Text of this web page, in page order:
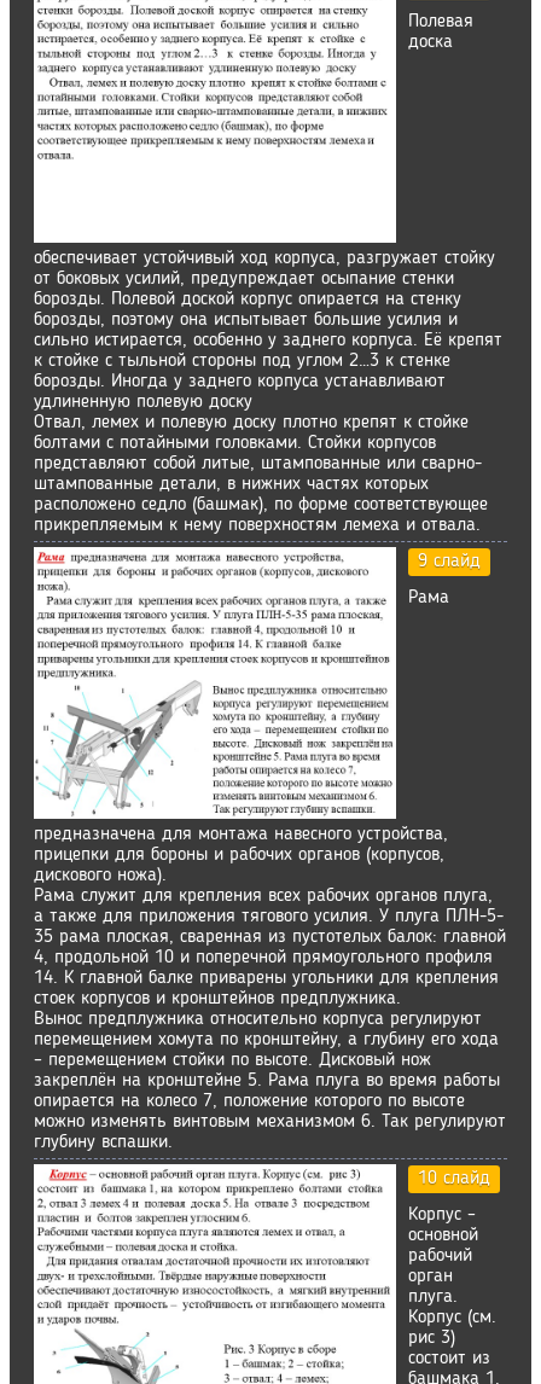
Полевая
доска
обеспечивает устойчивый ход корпуса, разгружает стойку
от боковых усилий, предупреждает осыпание стенки
борозды. Полевой доской корпус опирается на стенку
борозды, поэтому она испытывает большие усилия и
сильно истирается, особенно у заднего корпуса. Её крепят
к стойке с тыльной стороны под углом 2…3 к стенке
борозды. Иногда у заднего корпуса устанавливают
удлиненную полевую доску
Отвал, лемех и полевую доску плотно крепят к стойке
болтами с потайными головками. Стойки корпусов
представляют собой литые, штампованные или сварно-
штампованные детали, в нижних частях которых
расположено седло (башмак), по форме соответствующее
прикрепляемым к нему поверхностям лемеха и отвала.
9 слайд
Рама
предназначена для монтажа навесного устройства,
прицепки для бороны и рабочих органов (корпусов,
дискового ножа).
Рама служит для крепления всех рабочих органов плуга,
а также для приложения тягового усилия. У плуга ПЛН-5-
35 рама плоская, сваренная из пустотелых балок: главной
4, продольной 10 и поперечной прямоугольного профиля
14. К главной балке приварены угольники для крепления
стоек корпусов и кронштейнов предплужника.
Вынос предплужника относительно корпуса регулируют
перемещением хомута по кронштейну, а глубину его хода
– перемещением стойки по высоте. Дисковый нож
закреплён на кронштейне 5. Рама плуга во время работы
опирается на колесо 7, положение которого по высоте
можно изменять винтовым механизмом 6. Так регулируют
глубину вспашки.
10 слайд
Корпус –
основной
рабочий
орган
плуга.
Корпус (см.
рис 3)
состоит из
башмака 1,